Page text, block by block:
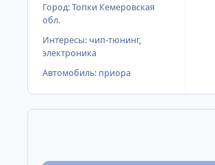
Город:Топки Кемеровская
обл.
Интересы: чип-тюнинг,
электроника
Автомобиль: приора